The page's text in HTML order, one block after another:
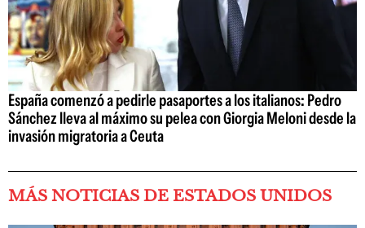
España comenzó a pedirle pasaportes a los italianos: Pedro
Sánchez lleva al máximo su pelea con Giorgia Meloni desde la
invasión migratoria a Ceuta
MÁS NOTICIAS DE ESTADOS UNIDOS